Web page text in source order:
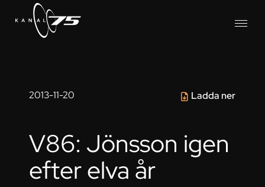
2013-11-20 Ladda ner
V86: Jönsson igen
efter elva år